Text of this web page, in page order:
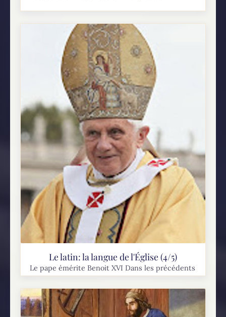
Le latin: la langue de l'Église (4/5)
Le pape émérite Benoit XVI Dans les précédents
articles, nous avons vu que la langue latine est
liée à l'identité de l'Église et aux traditions qui
en font partie. Il serait impossible d'abolir
l'usage...